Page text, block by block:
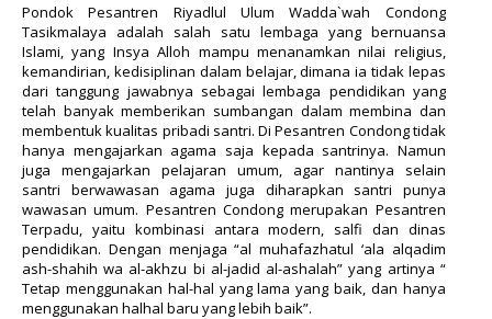
Pondok Pesantren Riyadlul Ulum Wadda`wah Condong
Tasikmalaya adalah salah satu lembaga yang bernuansa
Islami, yang Insya Alloh mampu menanamkan nilai religius,
kemandirian, kedisiplinan dalam belajar, dimana ia tidak lepas
dari tanggung jawabnya sebagai lembaga pendidikan yang
telah banyak memberikan sumbangan dalam membina dan
membentuk kualitas pribadi santri. Di Pesantren Condong tidak
hanya mengajarkan agama saja kepada santrinya. Namun
juga mengajarkan pelajaran umum, agar nantinya selain
santri berwawasan agama juga diharapkan santri punya
wawasan umum. Pesantren Condong merupakan Pesantren
Terpadu, yaitu kombinasi antara modern, salfi dan dinas
pendidikan. Dengan menjaga “al muhafazhatul ‘ala alqadim
ash-shahih wa al-akhzu bi al-jadid al-ashalah” yang artinya “
Tetap menggunakan hal-hal yang lama yang baik, dan hanya
menggunakan halhal baru yang lebih baik”.